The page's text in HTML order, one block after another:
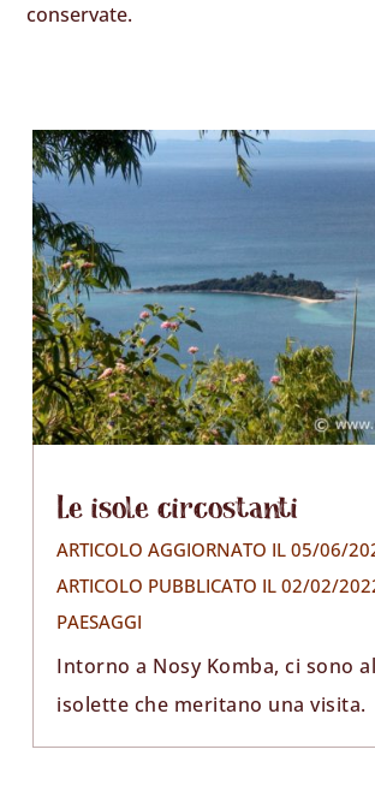
conservate.
Le isole circostanti
ARTICOLO AGGIORNATO IL 05/06/
ARTICOLO PUBBLICATO IL 02/02/
PAESAGGI
Intorno a Nosy Komba, ci sono
isolette che meritano una visita.